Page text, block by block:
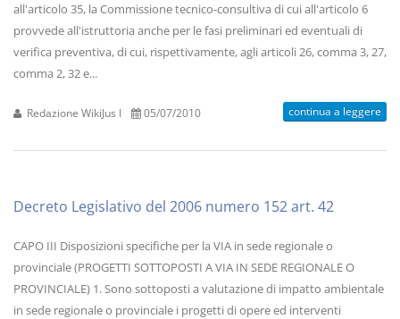
all'articolo 35, la Commissione tecnico-consultiva di cui all'articolo 6
provvede all'istruttoria anche per le fasi preliminari ed eventuali di
verifica preventiva, di cui, rispettivamente, agli articoli 26, comma 3, 27,
comma 2, 32 e...
Redazione WikiJus I 05/07/2010 continua a leggere
Decreto Legislativo del 2006 numero 152 art. 42
CAPO III Disposizioni specifiche per la VIA in sede regionale o
provinciale (PROGETTI SOTTOPOSTI A VIA IN SEDE REGIONALE O
PROVINCIALE) 1. Sono sottoposti a valutazione di impatto ambientale
in sede regionale o provinciale i progetti di opere ed interventi